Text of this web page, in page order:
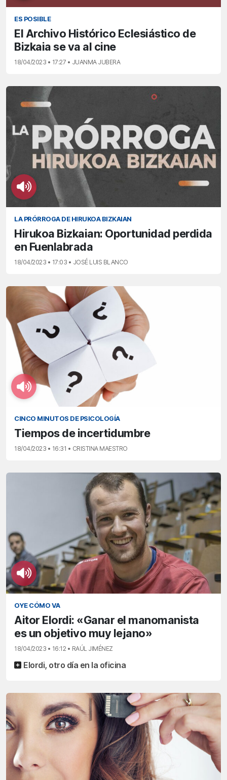
ES POSIBLE
El Archivo Histórico Eclesiástico de
Bizkaia se va al cine
18/04/2023 • 17:27 • JUANMA JUBERA
LA PRÓRROGA DE HIRUKOA BIZKAIAN
Hirukoa Bizkaian: Oportunidad perdida
en Fuenlabrada
18/04/2023 • 17:03 • JOSÉ LUIS BLANCO
CINCO MINUTOS DE PSICOLOGÍA
Tiempos de incertidumbre
18/04/2023 • 16:31 • CRISTINA MAESTRO
OYE CÓMO VA
Aitor Elordi: «Ganar el manomanista
es un objetivo muy lejano»
18/04/2023 • 16:12 • RAÚL JIMÉNEZ
Elordi, otro día en la oficina